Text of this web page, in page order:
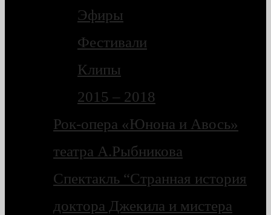
Эфиры
Фестивали
Клипы
2015 – 2018
Рок-опера «Юнона и Авось»
театра А.Рыбникова
Спектакль “Странная история
доктора Джекила и мистера